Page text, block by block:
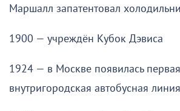
Маршалл запатентовал
1900 — учреждён Кубок Дэвиса
1924 — в Москве появилась
внутригородская автобусная линия